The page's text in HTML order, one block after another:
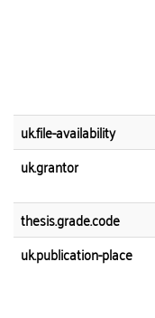
uk.file-availability
uk.grantor
thesis.grade.code
uk.publication-place